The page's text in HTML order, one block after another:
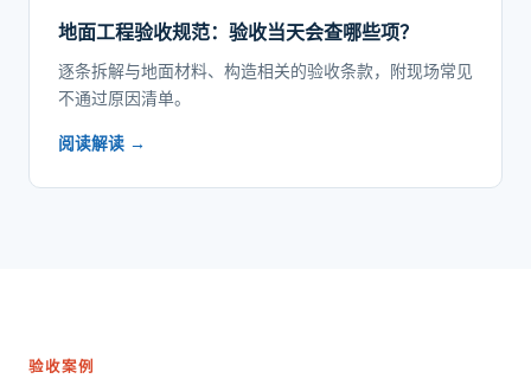
地面工程验收规范：验收当天会查哪些项？
逐条拆解与地面材料、构造相关的验收条款，附现场常见
不通过原因清单。
阅读解读 →
验收案例